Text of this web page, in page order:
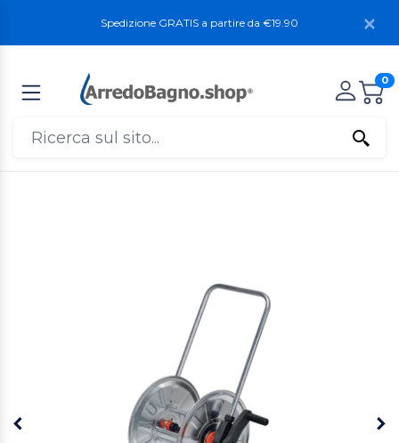
Spedizione GRATIS a partire da €19.90
0